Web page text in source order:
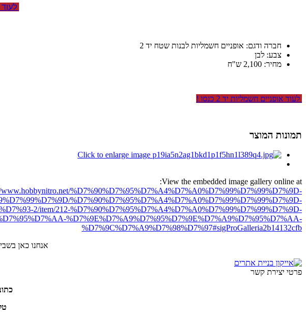
חברה ודגם: אופניים חשמליות לבנות שטח יד 2
צבע: לבן
מחיר: 2,100 ש"ח
לעוד אופניים חשמליות יד 2 כנסו !
תמונות המוצר
View the embedded image gallery online at:
www.hobbynitro.net/%D7%90%D7%95%D7%A4%D7%A0%D7%99%D7%99%D7%9D-
%D7%90%D7%95%D7%A4%D7%A0%D7%99%D7%99%D7%9D-
2/item/212-%D7%90%D7%95%D7%A4%D7%A0%D7%99%D7%99%D7%9D-
%D7%9E%D7%A9%D7%95%D7%9E%D7%A9%D7%95%D7%AA-
%D7%9C%D7%A9%D7%98%D7%97#sigProGalleria2b14132cfb
אנחנו כאן
פרטי יצירת קשר